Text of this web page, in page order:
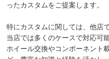
ったカスタムをご提案します。
特にカスタムに関しては、他店
当店では多くのケースで対応可能
ホイール交換やコンポーネント